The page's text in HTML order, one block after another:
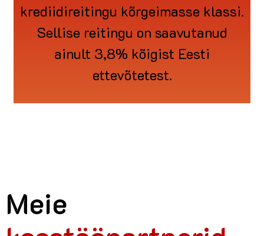
krediidireitingu kõrgeimasse klassi.
Sellise reitingu on saavutanud
ainult 3,8% kõigist Eesti
ettevõtetest.
Meie